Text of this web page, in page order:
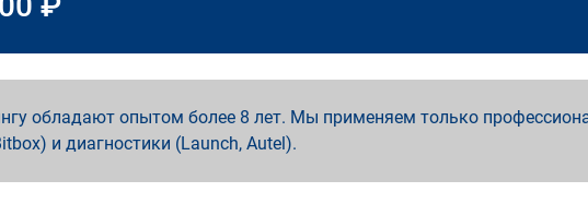
обладают опытом более 8 лет. Мы применяем только
и диагностики (Launch, Autel).